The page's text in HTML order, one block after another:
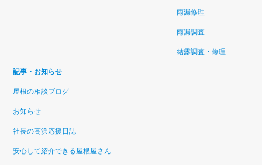
雨漏修理
雨漏調査
結露調査・修理
記事・お知らせ
屋根の相談ブログ
お知らせ
社長の高浜応援日誌
安心して紹介できる屋根屋さん